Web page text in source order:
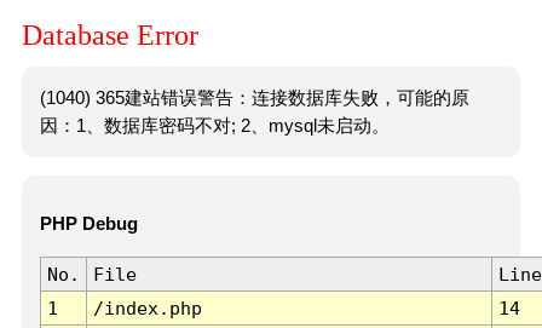
Database Error
(1040) 365建站错误警告：连接数据库失败，可能的原
因：1、数据库密码不对; 2、mysql未启动。
PHP Debug
No. File
Line
1
/index.php 14